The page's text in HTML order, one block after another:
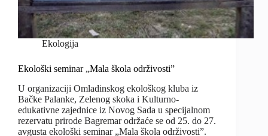
Ekologija
Ekološki seminar „Mala škola održivosti”
U organizaciji Omladinskog ekološkog kluba iz
Bačke Palanke, Zelenog skoka i Kulturno-
edukativne zajednice iz Novog Sada u specijalnom
rezervatu prirode Bagremar održaće se od 25. do 27.
avgusta ekološki seminar „Mala škola održivosti”.